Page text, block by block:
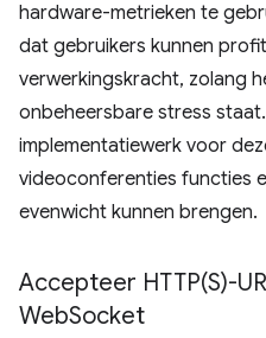
hardware-metrieken te
dat gebruikers kunnen
verwerkingskracht, zolang
onbeheersbare stress
implementatiewerk voor
videoconferenties functies
evenwicht kunnen brengen.
Accepteer HTTP(S)-
WebSocket